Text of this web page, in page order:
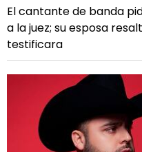
El cantante de banda
a la juez; su esposa
testificara